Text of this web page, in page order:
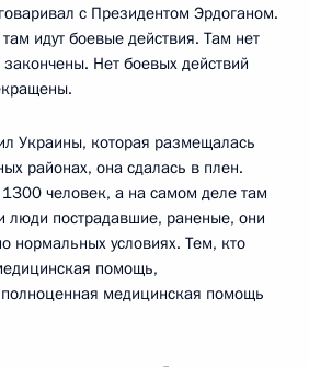
с Президентом Эрдоганом.
идут боевые действия. Там нет
Нет боевых действий
Украины, которая размещалась
районах, она сдалась в плен.
1300 человек, а на самом деле там
люди пострадавшие, раненые, они
нормальных условиях. Тем, кто
помощь,
медицинская помощь